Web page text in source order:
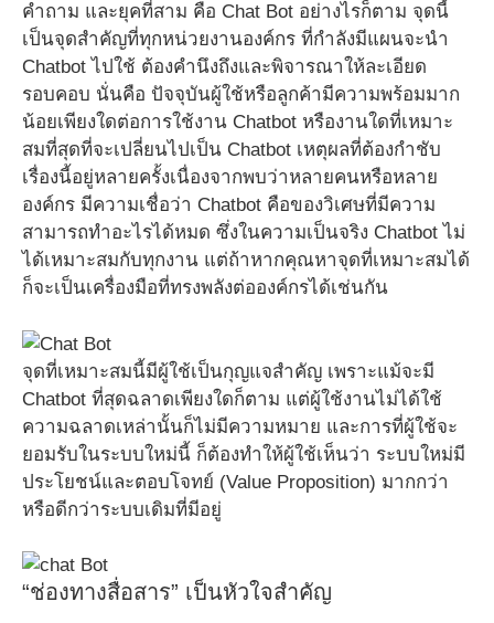
คำถาม และยุคที่สาม คือ Chat Bot อย่างไรก็ตาม จุดนี้
เป็นจุดสำคัญที่ทุกหน่วยงานองค์กร ที่กำลังมีแผนจะนำ
Chatbot ไปใช้ ต้องคำนึงถึงและพิจารณาให้ละเอียด
รอบคอบ นั่นคือ ปัจจุบันผู้ใช้หรือลูกค้ามีความพร้อมมาก
น้อยเพียงใดต่อการใช้งาน Chatbot หรืองานใดที่เหมาะ
สมที่สุดที่จะเปลี่ยนไปเป็น Chatbot เหตุผลที่ต้องกำชับ
เรื่องนี้อยู่หลายครั้งเนื่องจากพบว่าหลายคนหรือหลาย
องค์กร มีความเชื่อว่า Chatbot คือของวิเศษที่มีความ
สามารถทำอะไรได้หมด ซึ่งในความเป็นจริง Chatbot ไม่
ได้เหมาะสมกับทุกงาน แต่ถ้าหากคุณหาจุดที่เหมาะสมได้
ก็จะเป็นเครื่องมือที่ทรงพลังต่อองค์กรได้เช่นกัน
จุดที่เหมาะสมนี้มีผู้ใช้เป็นกุญแจสำคัญ เพราะแม้จะมี
Chatbot ที่สุดฉลาดเพียงใดก็ตาม แต่ผู้ใช้งานไม่ได้ใช้
ความฉลาดเหล่านั้นก็ไม่มีความหมาย และการที่ผู้ใช้จะ
ยอมรับในระบบใหม่นี้ ก็ต้องทำให้ผู้ใช้เห็นว่า ระบบใหม่มี
ประโยชน์และตอบโจทย์ (Value Proposition) มากกว่า
หรือดีกว่าระบบเดิมที่มีอยู่
“ช่องทางสื่อสาร” เป็นหัวใจสำคัญ